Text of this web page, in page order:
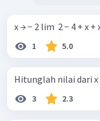
x → − 2 lim ​ 2 − 4 + x +
1 5.0
Hitunglah nilai dari x
3 2.3